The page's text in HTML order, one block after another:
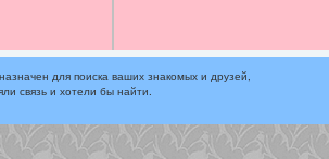
для поиска ваших знакомых и друзей,
связь и хотели бы найти.